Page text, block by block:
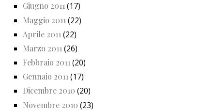
Giugno 2011(17)
Maggio 2011 (22)
Aprile 2011 (22)
Marzo 2011 (26)
Febbraio 2011 (20)
Gennaio 2011(17)
Dicembre 2010 (20)
Novembre 2010 (23)